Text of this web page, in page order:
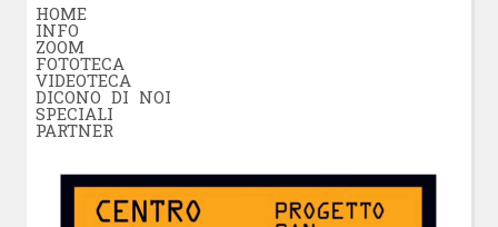
HOME
INFO
ZOOM
FOTOTECA
VIDEOTECA
DICONO DI NOI
SPECIALI
PARTNER